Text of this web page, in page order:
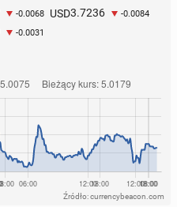
-0.0068 USD3.7236 -0.0084
-0.0031
Źródło: currencybeacon.com